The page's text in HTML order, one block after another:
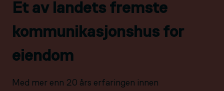
Et av landets fremste
kommunikasjonshus for
eiendom
Med mer enn 20 års erfaringen innen